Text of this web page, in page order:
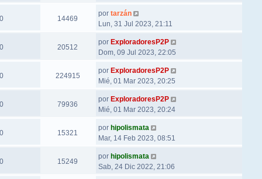
0 14469
por tarzán
Lun, 31 Jul 2023, 21:11
0 20512
por ExploradoresP2P
Dom, 09 Jul 2023, 22:05
0 224915
por ExploradoresP2P
Mié, 01 Mar 2023, 20:25
0 79936
por ExploradoresP2P
Mié, 01 Mar 2023, 20:24
0 15321
por hipolismata
Mar, 14 Feb 2023, 08:51
0 15249
por hipolismata
Sab, 24 Dic 2022, 21:06